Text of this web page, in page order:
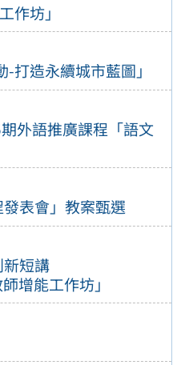
作坊」
-打造永續城市藍圖」
外語推廣課程「語文
發表會」教案甄選
新短講
增能工作坊」